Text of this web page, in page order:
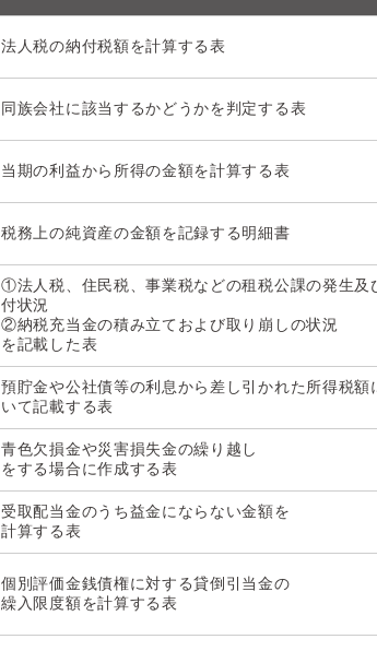
法人税の納付税額を計算する表
同族会社に該当するかどうかを判定する表
当期の利益から所得の金額を計算する表
税務上の純資産の金額を記録する明細書
①法人税、住民税、事業税などの租税公課の発生及
付状況
②納税充当金の積み立ておよび取り崩しの状況
を記載した表
預貯金や公社債等の利息から差し引かれた所得税額
いて記載する表
青色欠損金や災害損失金の繰り越し
をする場合に作成する表
受取配当金のうち益金にならない金額を
計算する表
個別評価金銭債権に対する貸倒引当金の
繰入限度額を計算する表